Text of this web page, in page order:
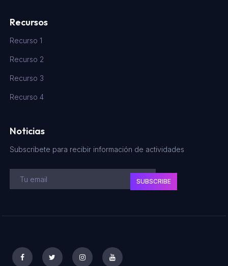
Recursos
Recurso 1
Recurso 2
Recurso 3
Recurso 4
Noticias
Subscribete para recibir información de actividades
SUBSCRIBE